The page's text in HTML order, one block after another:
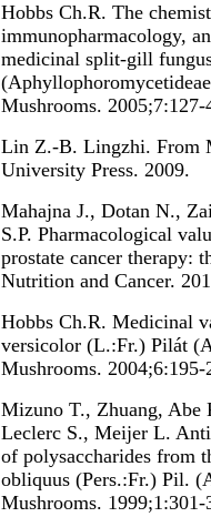
Hobbs Ch.R. The
immunopharmacology,
medicinal split-gill
Mushrooms. 2005;7:127-
Lin Z.-B. Lingzhi. From
University Press. 2009.
Mahajna J., Dotan N.,
S.P. Pharmacological
prostate cancer therapy:
Nutrition and Cancer.
Hobbs Ch.R. Medicinal
versicolor (L.:Fr.) Pilát
Mushrooms. 2004;6:195-
Mizuno T., Zhuang,
Leclerc S., Meijer L.
of polysaccharides from
obliquus (Pers.:Fr.) Pil.
Mushrooms. 1999;1:301-